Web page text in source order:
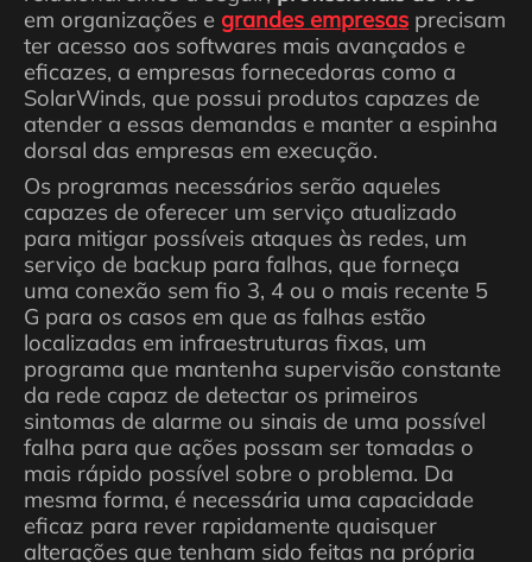
em organizações e grandes empresas precisam
ter acesso aos softwares mais avançados e
eficazes, a empresas fornecedoras como a
SolarWinds, que possui produtos capazes de
atender a essas demandas e manter a espinha
dorsal das empresas em execução.
Os programas necessários serão aqueles
capazes de oferecer um serviço atualizado
para mitigar possíveis ataques às redes, um
serviço de backup para falhas, que forneça
uma conexão sem fio 3, 4 ou o mais recente 5
G para os casos em que as falhas estão
localizadas em infraestruturas fixas, um
programa que mantenha supervisão constante
da rede capaz de detectar os primeiros
sintomas de alarme ou sinais de uma possível
falha para que ações possam ser tomadas o
mais rápido possível sobre o problema. Da
mesma forma, é necessária uma capacidade
eficaz para rever rapidamente quaisquer
alterações que tenham sido feitas na própria